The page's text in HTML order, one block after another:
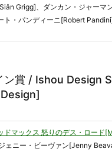
Grigg]、ダンカン・ジャーマ
ト・パンディーニ[Robert
ン賞 / Ishou Design
ドマックス 怒りのデス・ロード
ェニー・ビーヴァン[Jenny